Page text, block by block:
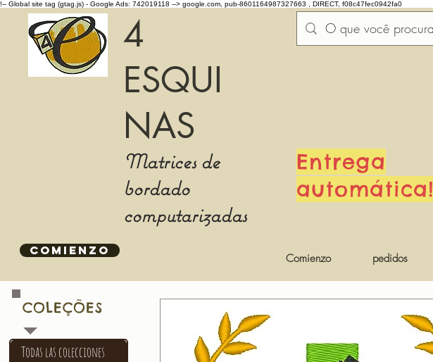
!-- Global site tag (gtag.js) - Google Ads: 742019118 --> google.com, pub-8601164987327663 , DIRECT, f08c47fec0942fa0
4
ESQUI
NAS
Matrices de
bordado
computarizadas
Entrega
automática!
COMIENZO
Comienzo pedidos
Todas las colecciones
COLEÇÕES